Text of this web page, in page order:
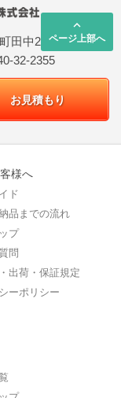
keyboard_arrow_up
ページ上部へ
田中2668
32-2355
お見積もり
様へ
ド
品までの流れ
プ
問
出荷・保証規定
ーポリシー